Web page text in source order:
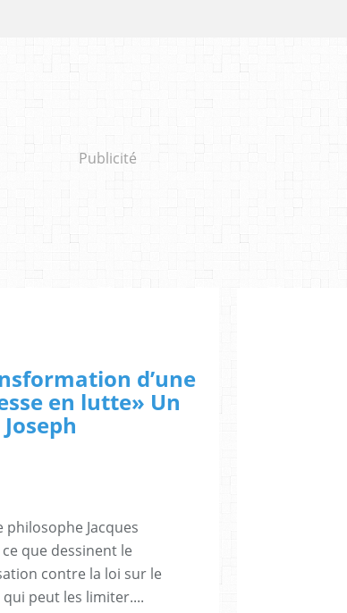
Publicité
d’une
en lutte» Un
philosophe Jacques
que dessinent le
contre la loi sur le
peut les limiter....